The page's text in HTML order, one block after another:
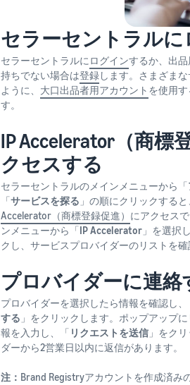
セラーセントラルに
セラーセントラルに ログインするか、出
持ちでない場合は登録します。さまざま
ように、 大口出品者用アカウント を使用
す。
IP Accelerator（商標
クセスする
セラーセントラルのメインメニューから「
「サービスを探る 」の順にクリックする
Accelerator（商標登録促進） にアクセス
ンメニューから「IP Accelerator」を選択
クし、サービスプロバイダーのリストを確
プロバイダーに連絡
プロバイダーを選択したら情報を確認し、
する 」をクリックします。ポップアップ
報を入力し、「 リクエストを送信」をク
ダーから2営業日以内に返信があります。
注： Brand Registryアカウントを作成済み